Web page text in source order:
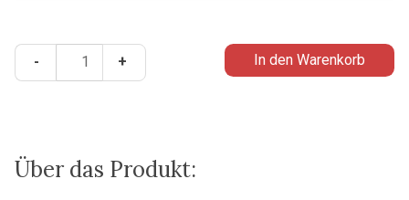
-
zum
+ In den Warenkorb
Über das Produkt: